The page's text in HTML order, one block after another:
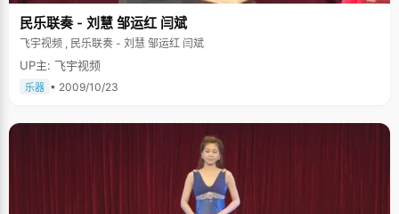
民乐联奏 - 刘慧 邹运红 闫斌
飞宇视频 , 民乐联奏 - 刘慧 邹运红 闫斌
UP主: 飞宇视频
乐器 • 2009/10/23